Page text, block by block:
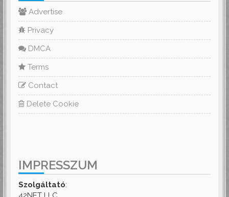
Advertise
Privacy
DMCA
Terms
Contact
Delete Cookie
IMPRESSZUM
Szolgáltató: